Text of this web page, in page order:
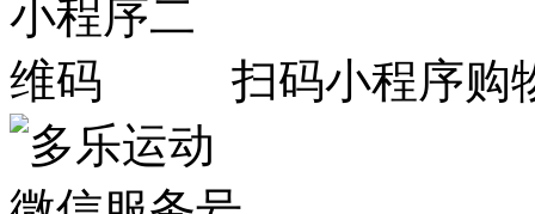
扫码小程序购